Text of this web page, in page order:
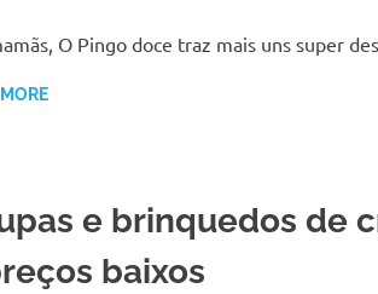
O Pingo doce traz mais uns super
e brinquedos de
baixos